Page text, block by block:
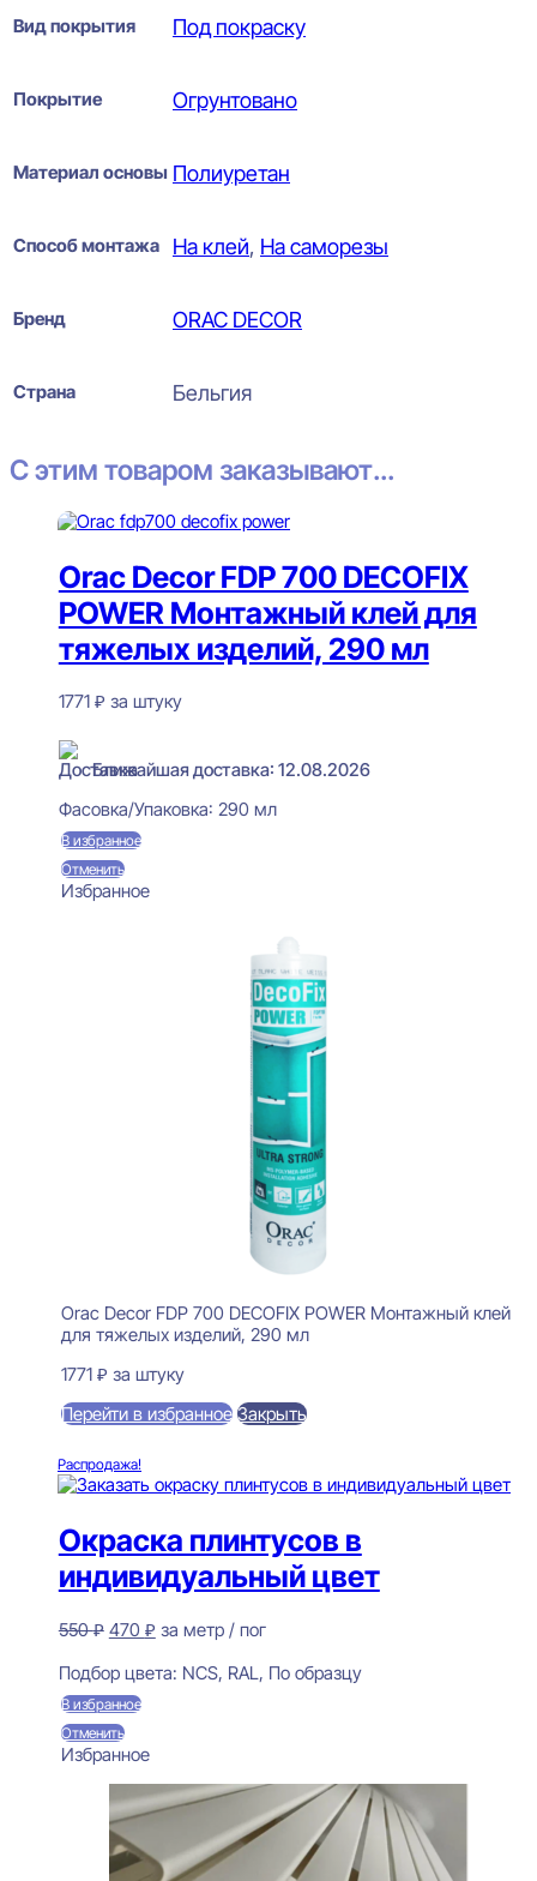
Вид покрытия Под покраску
Покрытие Огрунтовано
Материал основы Полиуретан
Способ монтажа На клей, На саморезы
Бренд ORAC DECOR
Страна Бельгия
С этим товаром заказывают...
Orac Decor FDP 700 DECOFIX
POWER Монтажный клей для
тяжелых изделий, 290 мл
1771 ₽ за штуку
Ближайшая доставка: 12.08.2026
Фасовка/Упаковка: 290 мл
В избранное
Отменить
Избранное
Orac Decor FDP 700 DECOFIX POWER Монтажный клей
для тяжелых изделий, 290 мл
1771 ₽ за штуку
Перейти в избранное Закрыть
Распродажа!
Окраска плинтусов в
индивидуальный цвет
550₽ Первоначальная
составляла
550 ₽.
470 ₽Текущая
470 ₽.
за метр / пог
Подбор цвета: NCS, RAL, По образцу
В избранное
Отменить
Избранное